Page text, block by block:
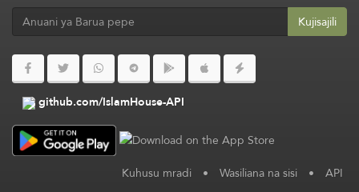
Kujisajili
github.com/IslamHouse-API
Kuhusu mradi • Wasiliana na sisi • API